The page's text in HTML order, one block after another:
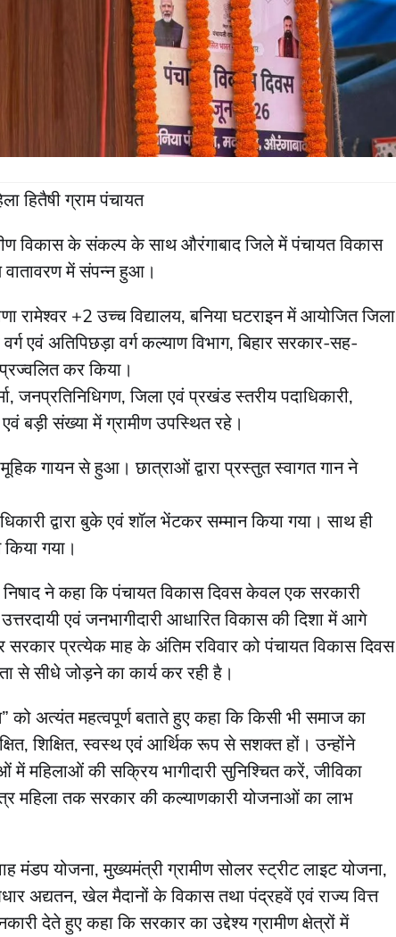
हितैषी ग्राम पंचायत
विकास के संकल्प के साथ औरंगाबाद जिले में पंचायत विकास
वातावरण में संपन्न हुआ।
रामेश्वर +2 उच्च विद्यालय, बनिया घटराइन में आयोजित जिला
एवं अतिपिछड़ा वर्ग कल्याण विभाग, बिहार सरकार-सह-
प्रज्वलित कर किया।
जनप्रतिनिधिगण, जिला एवं प्रखंड स्तरीय पदाधिकारी,
एवं बड़ी संख्या में ग्रामीण उपस्थित रहे।
गायन से हुआ। छात्राओं द्वारा प्रस्तुत स्वागत गान ने
द्वारा बुके एवं शॉल भेंटकर सम्मान किया गया। साथ ही
गया।
निषाद ने कहा कि पंचायत विकास दिवस केवल एक सरकारी
एवं जनभागीदारी आधारित विकास की दिशा में आगे
प्रत्येक माह के अंतिम रविवार को पंचायत विकास दिवस
से सीधे जोड़ने का कार्य कर रही है।
को अत्यंत महत्वपूर्ण बताते हुए कहा कि किसी भी समाज का
शिक्षित, स्वस्थ एवं आर्थिक रूप से सशक्त हों। उन्होंने
में महिलाओं की सक्रिय भागीदारी सुनिश्चित करें, जीविका
महिला तक सरकार की कल्याणकारी योजनाओं का लाभ
मंडप योजना, मुख्यमंत्री ग्रामीण सोलर स्ट्रीट लाइट योजना,
अद्यतन, खेल मैदानों के विकास तथा पंद्रहवें एवं राज्य वित्त
देते हुए कहा कि सरकार का उद्देश्य ग्रामीण क्षेत्रों में